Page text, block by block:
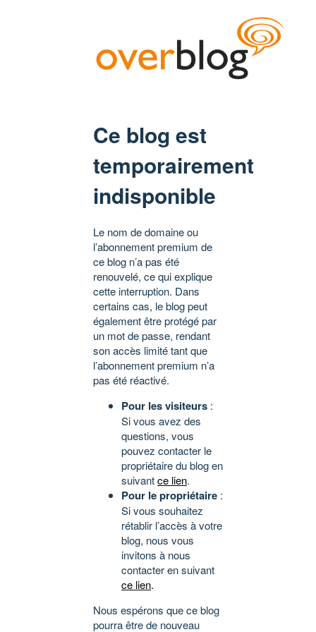
Ce blog est
temporairement
indisponible
Le nom de domaine ou
l’abonnement premium de
ce blog n’a pas été
renouvelé, ce qui explique
cette interruption. Dans
certains cas, le blog peut
également être protégé par
un mot de passe, rendant
son accès limité tant que
l’abonnement premium n’a
pas été réactivé.
Pour les visiteurs :
Si vous avez des
questions, vous
pouvez contacter le
propriétaire du blog en
suivantce lien.
Pour le propriétaire :
Si vous souhaitez
rétablir l’accès à votre
blog, nous vous
invitons à nous
contacter en suivant
ce lien.
Nous espérons que ce blog
pourra être de nouveau